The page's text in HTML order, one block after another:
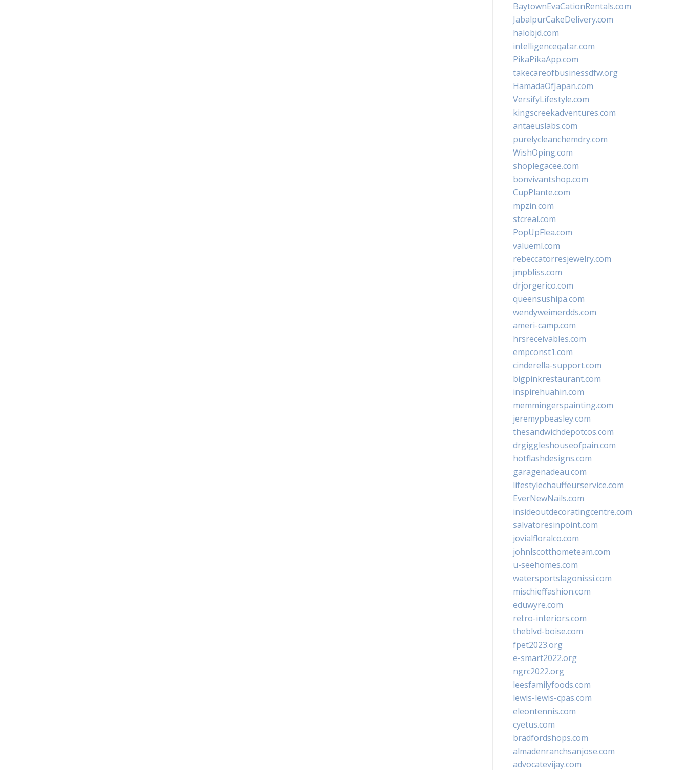
BaytownEvaCationRentals.com
JabalpurCakeDelivery.com
halobjd.com
intelligenceqatar.com
PikaPikaApp.com
takecareofbusinessdfw.org
HamadaOfJapan.com
VersifyLifestyle.com
kingscreekadventures.com
antaeuslabs.com
purelycleanchemdry.com
WishOping.com
shoplegacee.com
bonvivantshop.com
CupPlante.com
mpzin.com
stcreal.com
PopUpFlea.com
valueml.com
rebeccatorresjewelry.com
jmpbliss.com
drjorgerico.com
queensushipa.com
wendyweimerdds.com
ameri-camp.com
hrsreceivables.com
empconst1.com
cinderella-support.com
bigpinkrestaurant.com
inspirehuahin.com
memmingerspainting.com
jeremypbeasley.com
thesandwichdepotcos.com
drgiggleshouseofpain.com
hotflashdesigns.com
garagenadeau.com
lifestylechauffeurservice.com
EverNewNails.com
insideoutdecoratingcentre.com
salvatoresinpoint.com
jovialfloralco.com
johnlscotthometeam.com
u-seehomes.com
watersportslagonissi.com
mischieffashion.com
eduwyre.com
retro-interiors.com
theblvd-boise.com
fpet2023.org
e-smart2022.org
ngrc2022.org
leesfamilyfoods.com
lewis-lewis-cpas.com
eleontennis.com
cyetus.com
bradfordshops.com
almadenranchsanjose.com
advocatevijay.com